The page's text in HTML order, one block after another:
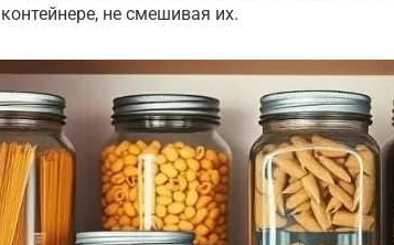
контейнере, не смешивая их.